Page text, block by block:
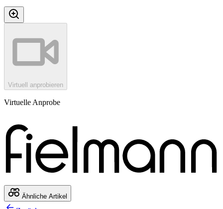
Virtuell anprobieren
Virtuelle Anprobe
Ähnliche Artikel